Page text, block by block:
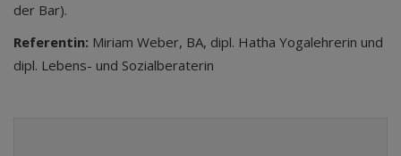
der Bar).
Referentin: Miriam Weber, BA, dipl. Hatha Yogalehrerin und
dipl. Lebens- und Sozialberaterin